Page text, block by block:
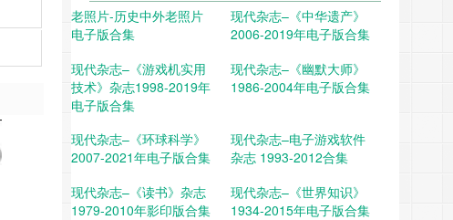
老照片-历史中外老照片
电子版合集
现代杂志–《中华遗产》
2006-2019年电子版合集
现代杂志–《游戏机实用
技术》杂志1998-2019年
电子版合集
现代杂志–《幽默大师》
1986-2004年电子版合集
现代杂志–《环球科学》
2007-2021年电子版合集
现代杂志–电子游戏软件
杂志 1993-2012合集
现代杂志–《读书》杂志
1979-2010年影印版合集
现代杂志–《世界知识》
1934-2015年电子版合集